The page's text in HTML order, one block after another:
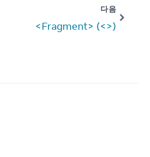
다음
<Fragment> (<>)